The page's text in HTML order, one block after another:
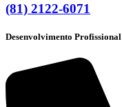
(81) 2122-6071
Desenvolvimento Profissional